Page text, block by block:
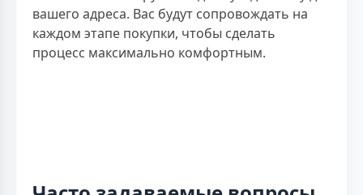
вашего адреса. Вас будут сопровождать на
каждом этапе покупки, чтобы сделать
процесс максимально комфортным.